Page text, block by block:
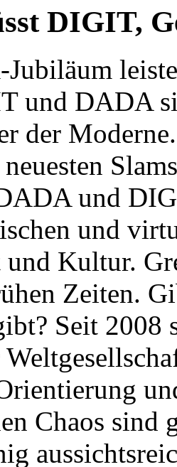
DIGIT,
Jubiläum
und DADA
der
und
und
und Kultur.
Zeiten.
Seit 2008
Chaos sind